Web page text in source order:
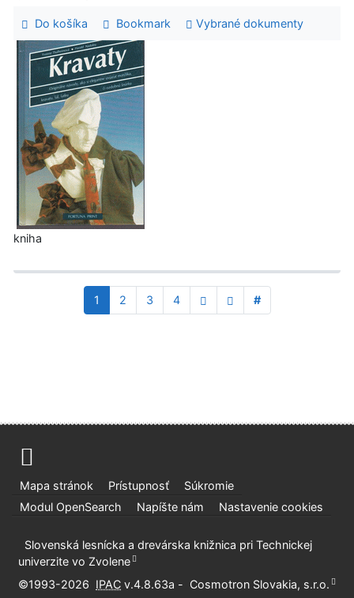
Do košíka Bookmark Vybrané dokumenty
kniha
1 2 3 4 #
Mapa stránok Prístupnosť
Súkromie
Modul OpenSearch
Napíšte nám Nastavenie cookies
Slovenská lesnícka a drevárska knižnica pri Technickej
univerzite vo Zvolene
©1993-2026 IPAC v.4.8.63a - Cosmotron Slovakia, s.r.o.